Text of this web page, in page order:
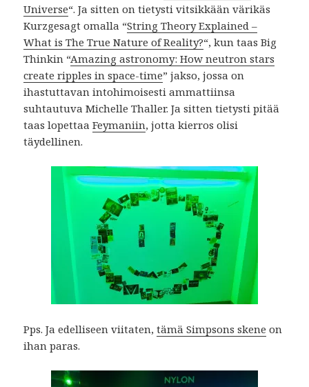
Universe“. Ja sitten on tietysti vitsikkään värikäs
Kurzgesagt omalla “String Theory Explained –
What is The True Nature of Reality?“, kun taas Big
Thinkin “Amazing astronomy: How neutron stars
create ripples in space-time” jakso, jossa on
ihastuttavan intohimoisesti ammattiinsa
suhtautuva Michelle Thaller. Ja sitten tietysti pitää
taas lopettaaFeymaniin, jotta kierros olisi
täydellinen.
Pps. Ja edelliseen viitaten,tämä Simpsons skene on
ihan paras.